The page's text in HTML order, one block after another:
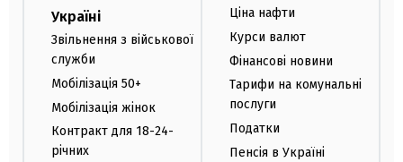
Україні
Звільнення з військової
служби
Мобілізація 50+
Мобілізація жінок
Контракт для 18-24-
річних
Ціна нафти
Курси валют
Фінансові новини
Тарифи на комунальні
послуги
Податки
Пенсія в Україні